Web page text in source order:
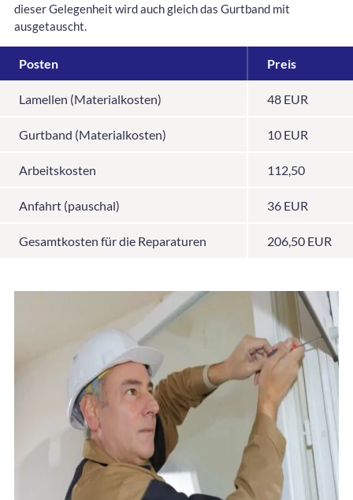
dieser Gelegenheit wird auch gleich das Gurtband mit
ausgetauscht.
Posten Preis
Lamellen (Materialkosten) 48 EUR
Gurtband (Materialkosten) 10 EUR
Arbeitskosten 112,50
Anfahrt (pauschal) 36 EUR
Gesamtkosten für die Reparaturen 206,50 EUR